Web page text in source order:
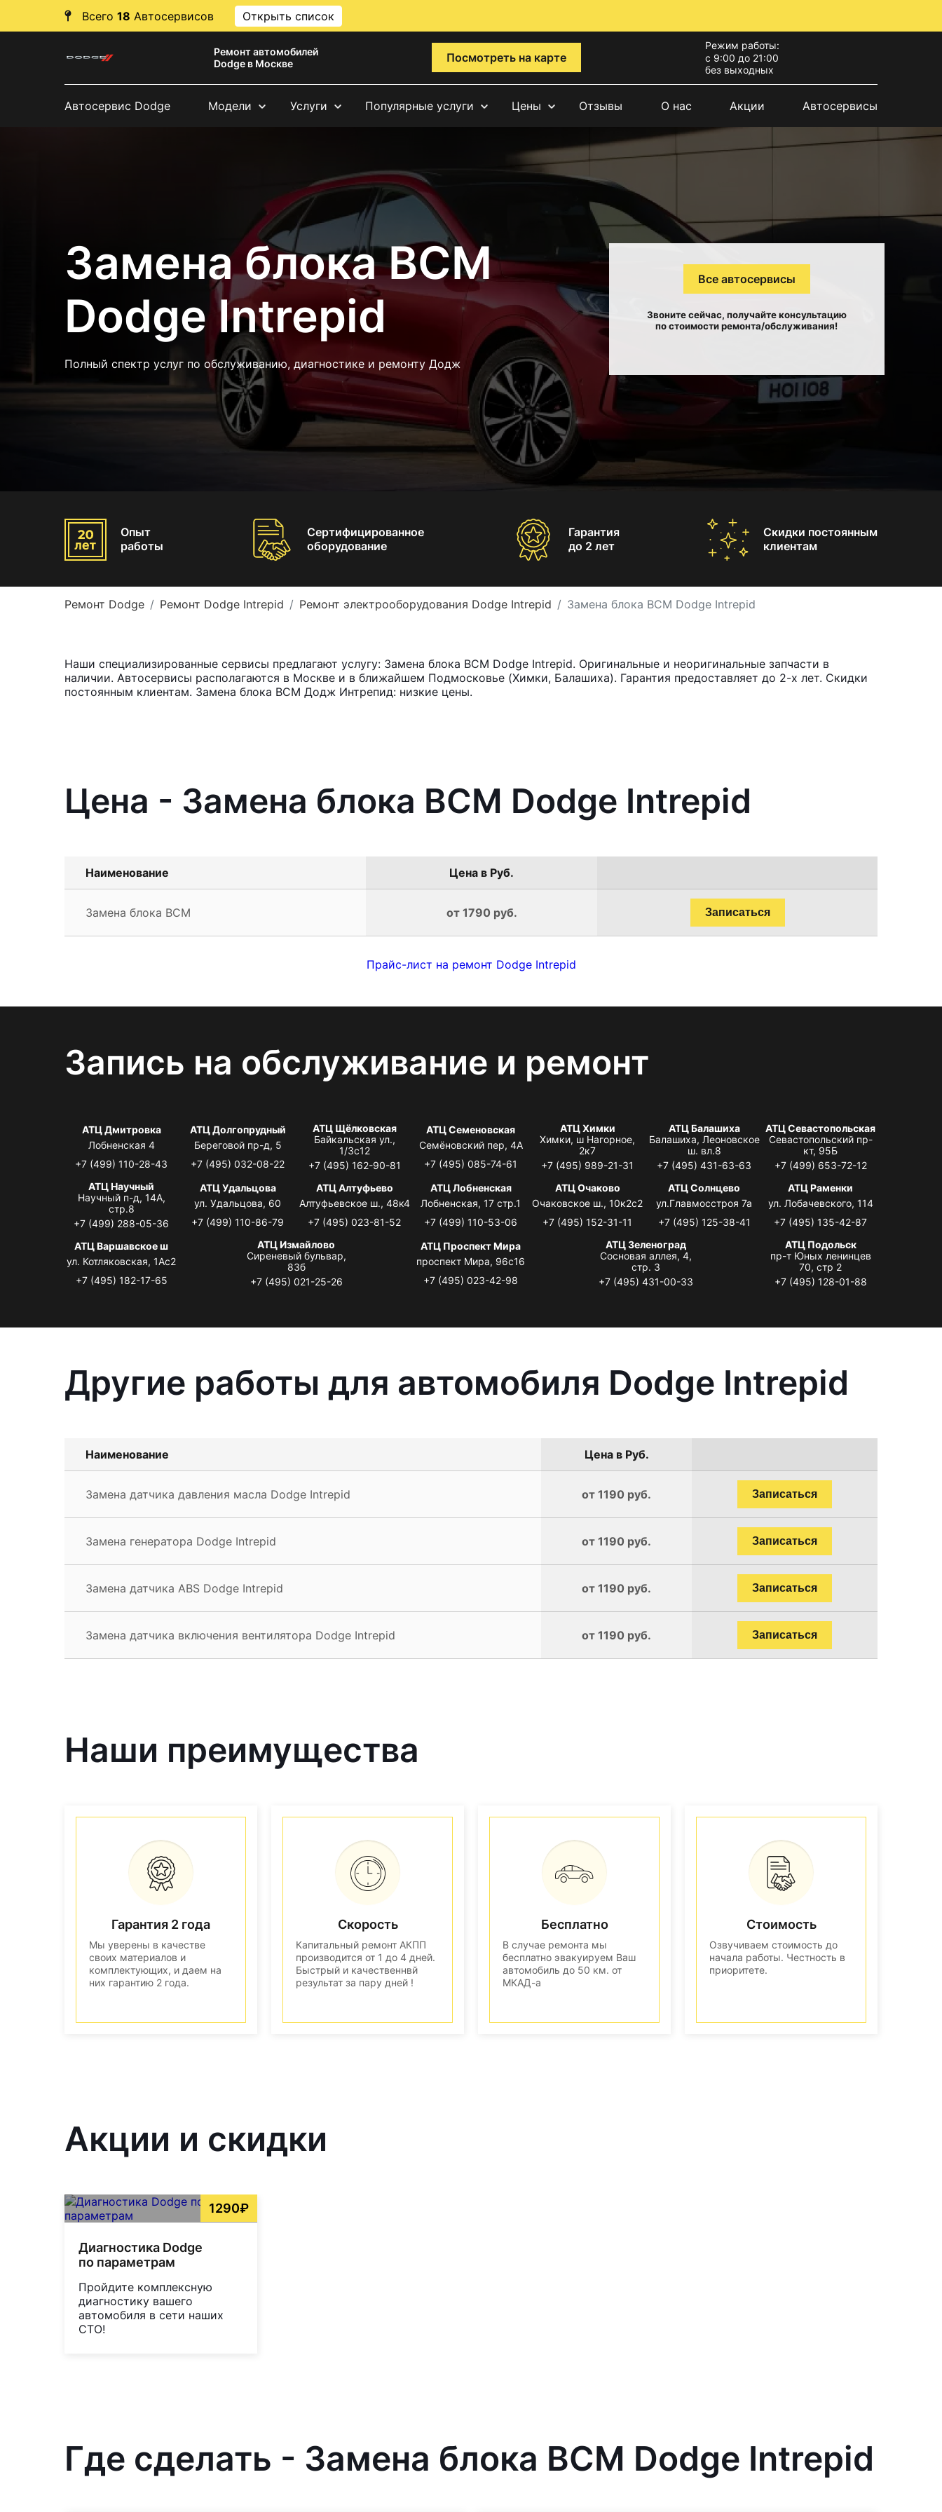
Всего 18 Автосервисов Открыть список
Ремонт автомобилей
Dodge в Москве
Посмотреть на карте
Режим работы:
с 9:00 до 21:00
без выходных
Автосервис Dodge Модели Услуги Популярные услуги Цены Отзывы О нас Акции Автосервисы
Замена блока BCM
Dodge Intrepid
Полный спектр услуг по обслуживанию, диагностике и ремонту Додж
Все автосервисы
Звоните сейчас, получайте консультацию
по стоимости ремонта/обслуживания!
Опыт
работы
Сертифицированное
оборудование
Гарантия
до 2 лет
Скидки постоянным
клиентам
Ремонт Dodge Ремонт Dodge Intrepid Ремонт электрооборудования Dodge Intrepid Замена блока BCM Dodge Intrepid
Наши специализированные сервисы предлагают услугу: Замена блока BCM Dodge Intrepid. Оригинальные и неоригинальные запчасти в
наличии. Автосервисы располагаются в Москве и в ближайшем Подмосковье (Химки, Балашиха). Гарантия предоставляет до 2-х лет. Скидки
постоянным клиентам. Замена блока BCM Додж Интрепид: низкие цены.
Цена - Замена блока BCM Dodge Intrepid
Наименование Цена в Руб.
Замена блока BCM от 1790 руб. Записаться
Прайс-лист на ремонт Dodge Intrepid
Запись на обслуживание и ремонт
АТЦ Дмитровка
Лобненская 4
+7 (499) 110-28-43
АТЦ Долгопрудный
Береговой пр-д, 5
+7 (495) 032-08-22
АТЦ Щёлковская
Байкальская ул.,
1/3с12
+7 (495) 162-90-81
АТЦ Семеновская
Семёновский пер, 4А
+7 (495) 085-74-61
АТЦ Химки
Химки, ш Нагорное,
2к7
+7 (495) 989-21-31
АТЦ Балашиха
Балашиха, Леоновское
ш. вл.8
+7 (495) 431-63-63
АТЦ Севастопольская
Севастопольский пр-
кт, 95Б
+7 (499) 653-72-12
АТЦ Научный
Научный п-д, 14А,
стр.8
+7 (499) 288-05-36
АТЦ Удальцова
ул. Удальцова, 60
+7 (499) 110-86-79
АТЦ Алтуфьево
Алтуфьевское ш., 48к4
+7 (495) 023-81-52
АТЦ Лобненская
Лобненская, 17 стр.1
+7 (499) 110-53-06
АТЦ Очаково
Очаковское ш., 10к2с2
+7 (495) 152-31-11
АТЦ Солнцево
ул.Главмосстроя 7а
+7 (495) 125-38-41
АТЦ Раменки
ул. Лобачевского, 114
+7 (495) 135-42-87
АТЦ Варшавское ш
ул. Котляковская, 1Ас2
+7 (495) 182-17-65
АТЦ Измайлово
Сиреневый бульвар,
83б
+7 (495) 021-25-26
АТЦ Проспект Мира
проспект Мира, 96с16
+7 (495) 023-42-98
АТЦ Зеленоград
Сосновая аллея, 4,
стр. 3
+7 (495) 431-00-33
АТЦ Подольск
пр-т Юных ленинцев
70, стр 2
+7 (495) 128-01-88
Другие работы для автомобиля Dodge Intrepid
Наименование Цена в Руб.
Замена датчика давления масла Dodge Intrepid от 1190 руб. Записаться
Замена генератора Dodge Intrepid от 1190 руб. Записаться
Замена датчика ABS Dodge Intrepid от 1190 руб. Записаться
Замена датчика включения вентилятора Dodge Intrepid от 1190 руб. Записаться
Наши преимущества
Гарантия 2 года
Мы уверены в качестве
своих материалов и
комплектующих, и даем на
них гарантию 2 года.
Скорость
Капитальный ремонт АКПП
производится от 1 до 4 дней.
Быстрый и качественнвй
результат за пару дней !
Бесплатно
В случае ремонта мы
бесплатно эвакуируем Ваш
автомобиль до 50 км. от
МКАД-а
Стоимость
Озвучиваем стоимость до
начала работы. Честность в
приоритете.
Акции и скидки
1290₽
Диагностика Dodge
по параметрам
Пройдите комплексную
диагностику вашего
автомобиля в сети наших
СТО!
Где сделать - Замена блока BCM Dodge Intrepid